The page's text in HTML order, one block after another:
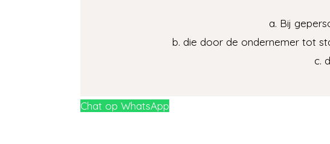
a. Bij
b. die door de ondernemer tot
c.
Chat op WhatsApp